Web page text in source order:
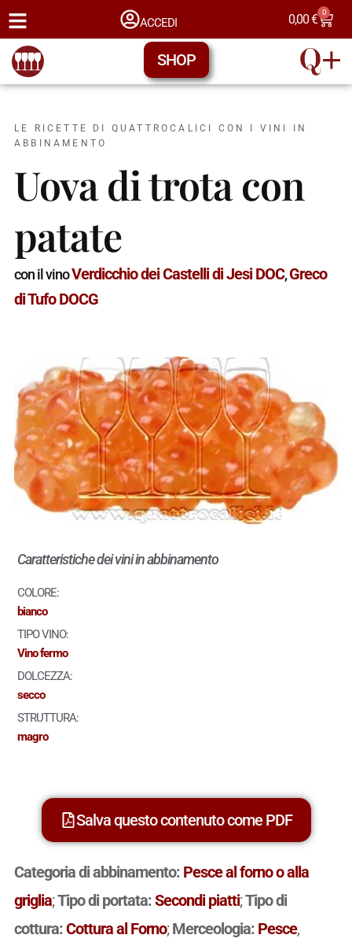
ACCEDI 0,00€ 0
SHOP
LE RICETTE DI QUATTROCALICI CON I VINI IN
ABBINAMENTO
Uova di trota con
patate
con il vinoVerdicchio dei Castelli di Jesi DOC,Greco
di Tufo DOCG
Caratteristiche dei vini in abbinamento
COLORE:
bianco
TIPO VINO:
Vino fermo
DOLCEZZA:
secco
STRUTTURA:
magro
Salva questo contenuto come PDF
Categoria di abbinamento: Pesce al forno o alla
griglia;Tipo di portata:Secondi piatti;Tipo di
cottura:Cottura al Forno;Merceologia: Pesce,